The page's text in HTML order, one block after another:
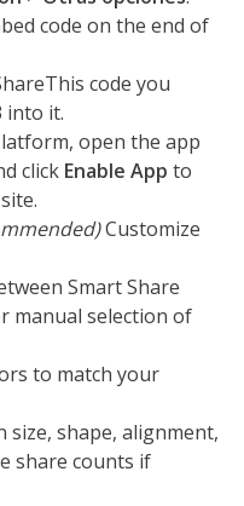
code on the end of
code you
into it.
open the app
click Enable App to
Customize
Smart Share
manual selection of
to match your
size, shape, alignment,
share counts if